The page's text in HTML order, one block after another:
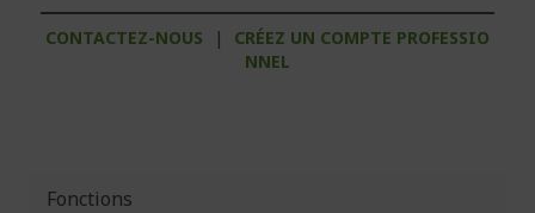
CONTACTEZ-NOUS |
CRÉEZ UN COMPTE PROFESSIO
NNEL
Fonctions